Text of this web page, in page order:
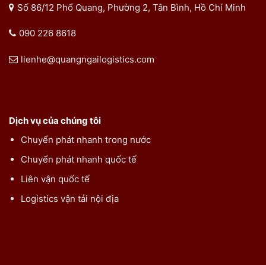
Số 86/12 Phổ Quang, Phường 2, Tân Bình, Hồ Chí Minh
090 226 8618
lienhe@quangngailogistics.com
Dịch vụ của chúng tôi
Chuyển phát nhanh trong nước
Chuyển phát nhanh quốc tế
Liên vận quốc tế
Logistics vận tải nội địa